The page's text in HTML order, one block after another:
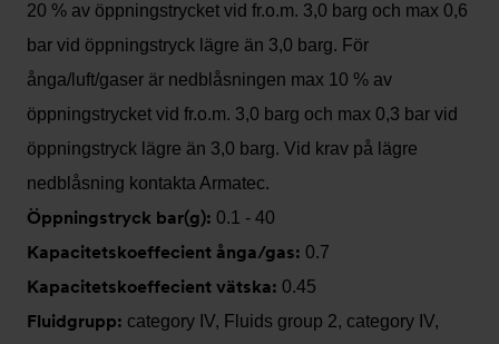
20 % av öppningstrycket vid fr.o.m. 3,0 barg och max 0,6
bar vid öppningstryck lägre än 3,0 barg. För
ånga/luft/gaser är nedblåsningen max 10 % av
öppningstrycket vid fr.o.m. 3,0 barg och max 0,3 bar vid
öppningstryck lägre än 3,0 barg. Vid krav på lägre
nedblåsning kontakta Armatec.
Öppningstryck bar(g): 0.1 - 40
Kapacitetskoeffecient ånga/gas: 0.7
Kapacitetskoeffecient vätska: 0.45
Fluidgrupp: category IV, Fluids group 2, category IV,